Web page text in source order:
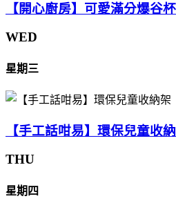
【開心廚房】可愛滿分爆谷
WED
星期三
【手工話咁易】環保兒童收
THU
星期四